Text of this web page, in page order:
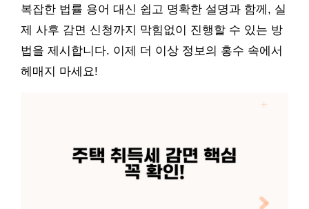
복잡한 법률 용어 대신 쉽고 명확한 설명과 함께, 실
제 사후 감면 신청까지 막힘없이 진행할 수 있는 방
법을 제시합니다. 이제 더 이상 정보의 홍수 속에서
헤매지 마세요!